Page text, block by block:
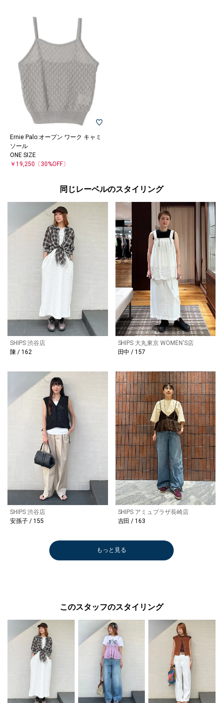
Ernie Palo:オープン ワーク キャミ
ソール
ONE SIZE
￥19,250 〔30%OFF〕
同じレーベルのスタイリング
SHIPS 渋谷店
陳 / 162
SHIPS 大丸東京 WOMEN'S店
田中 / 157
SHIPS 渋谷店
安孫子 / 155
SHIPS アミュプラザ長崎店
吉田 / 163
もっと見る
このスタッフのスタイリング